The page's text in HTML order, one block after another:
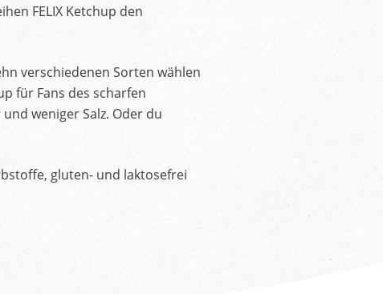
FELIX Ketchup den
verschiedenen Sorten wählen
für Fans des scharfen
weniger Salz. Oder du
gluten- und laktosefrei